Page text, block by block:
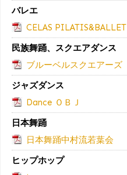
バレエ
CELAS PILATIS&BALLET
民族舞踊、スクエアダンス
ブルーベルスクエアーズ
ジャズダンス
Dance ＯＢＪ
日本舞踊
日本舞踊中村流若葉会
ヒップホップ